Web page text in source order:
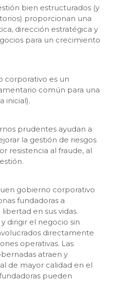
bien estructurados (y
proporcionan una
dirección estratégica y
para un crecimiento
corporativo es un
común para una
inicial).
prudentes ayudan a
la gestión de riesgos
resistencia al fraude, al
gobierno corporativo
fundadoras a
en sus vidas.
dirigir el negocio sin
directamente
operativas. Las
atraen y
de mayor calidad en el
pueden